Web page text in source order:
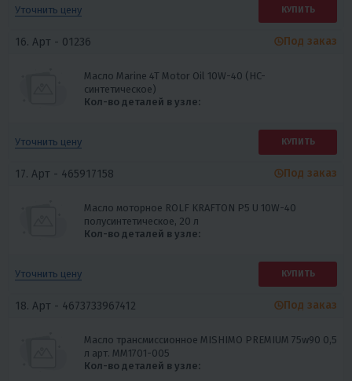
Уточнить цену КУПИТЬ
16. Арт - 01236
Масло Marine 4T Motor Oil 10W-40 (HC-
синтетическое)
Кол-во деталей в узле:
Под заказ
Уточнить цену КУПИТЬ
17. Арт - 465917158
Масло моторное ROLF KRAFTON P5 U 10W-40
полусинтетическое, 20 л
Кол-во деталей в узле:
Под заказ
Уточнить цену КУПИТЬ
18. Арт - 4673733967412
Масло трансмиссионное MISHIMO PREMIUM 75w90 0,5
л арт. MM1701-005
Кол-во деталей в узле:
Под заказ